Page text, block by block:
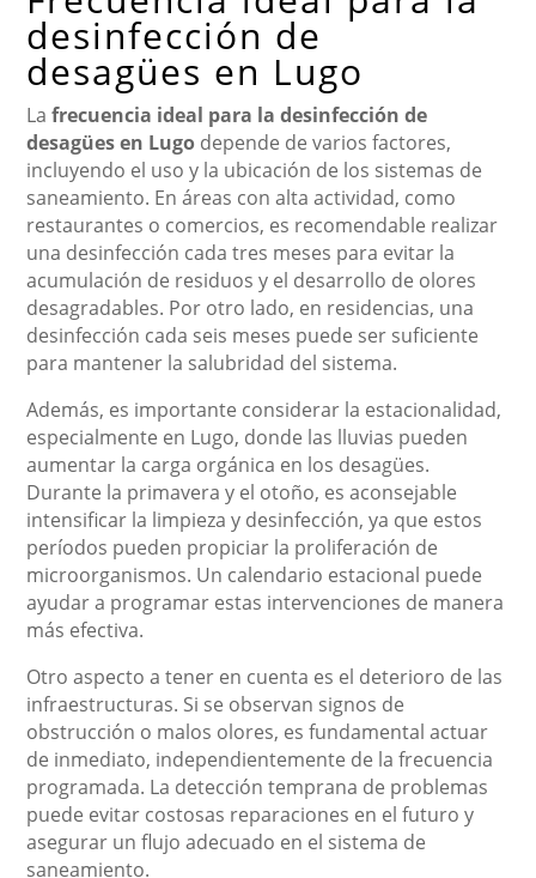
desinfección de
desagües en Lugo
Lafrecuencia ideal para la desinfección de
desagües en Lugo depende de varios factores,
incluyendo el uso y la ubicación de los sistemas de
saneamiento. En áreas con alta actividad, como
restaurantes o comercios, es recomendable realizar
una desinfección cada tres meses para evitar la
acumulación de residuos y el desarrollo de olores
desagradables. Por otro lado, en residencias, una
desinfección cada seis meses puede ser suficiente
para mantener la salubridad del sistema.
Además, es importante considerar la estacionalidad,
especialmente en Lugo, donde las lluvias pueden
aumentar la carga orgánica en los desagües.
Durante la primavera y el otoño, es aconsejable
intensificar la limpieza y desinfección, ya que estos
períodos pueden propiciar la proliferación de
microorganismos. Un calendario estacional puede
ayudar a programar estas intervenciones de manera
más efectiva.
Otro aspecto a tener en cuenta es el deterioro de las
infraestructuras. Si se observan signos de
obstrucción o malos olores, es fundamental actuar
de inmediato, independientemente de la frecuencia
programada. La detección temprana de problemas
puede evitar costosas reparaciones en el futuro y
asegurar un flujo adecuado en el sistema de
saneamiento.